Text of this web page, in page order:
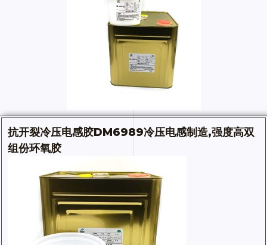
抗开裂冷压电感胶DM6989冷压电感制造,强度高双
组份环氧胶